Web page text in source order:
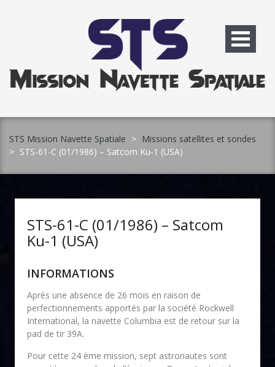
STS Mission Navette Spatiale > Missions satellites et sondes
> STS-61-C (01/1986) – Satcom Ku-1 (USA)
STS-61-C (01/1986) – Satcom
Ku-1 (USA)
INFORMATIONS
Après une absence de 26 mois en raison de
perfectionnements apportés par la société Rockwell
International, la navette Columbia est de retour sur la
pad de tir 39A.
Pour cette 24 ème mission, sept astronautes sont